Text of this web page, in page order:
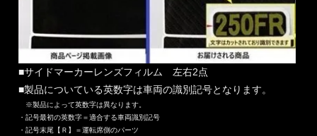
■サイドマーカーレンズフィルム 左右2点
■製品についている英数字は車両の識別記号となります。
※製品によって英数字は異なります。
・記号最初の英数字＝適合する車両識別記号
・記号末尾【Ｒ】＝運転席側のパーツ